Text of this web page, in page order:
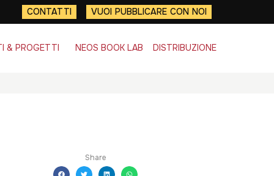
CONTATTI VUOI PUBBLICARE CON NOI
& PROGETTI NEOS BOOK LAB DISTRIBUZIONE
Share